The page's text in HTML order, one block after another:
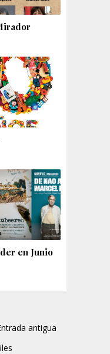
en Junio
antigua